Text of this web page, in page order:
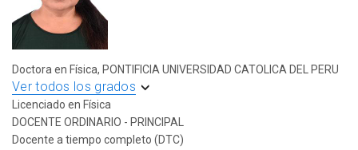
Doctora en Física, PONTIFICIA UNIVERSIDAD CATOLICA DEL PERU
Ver todos los grados
Licenciado en Física
DOCENTE ORDINARIO - PRINCIPAL
Docente a tiempo completo (DTC)